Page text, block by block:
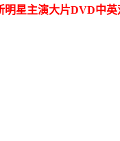
明星主演大片DVD中英